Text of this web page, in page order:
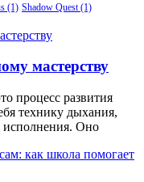
(1) Shadow Quest (1)
мастерству
процесс развития
технику дыхания,
исполнения. Оно